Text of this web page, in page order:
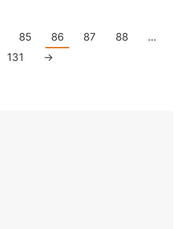
85 86 87 88
…
131
→